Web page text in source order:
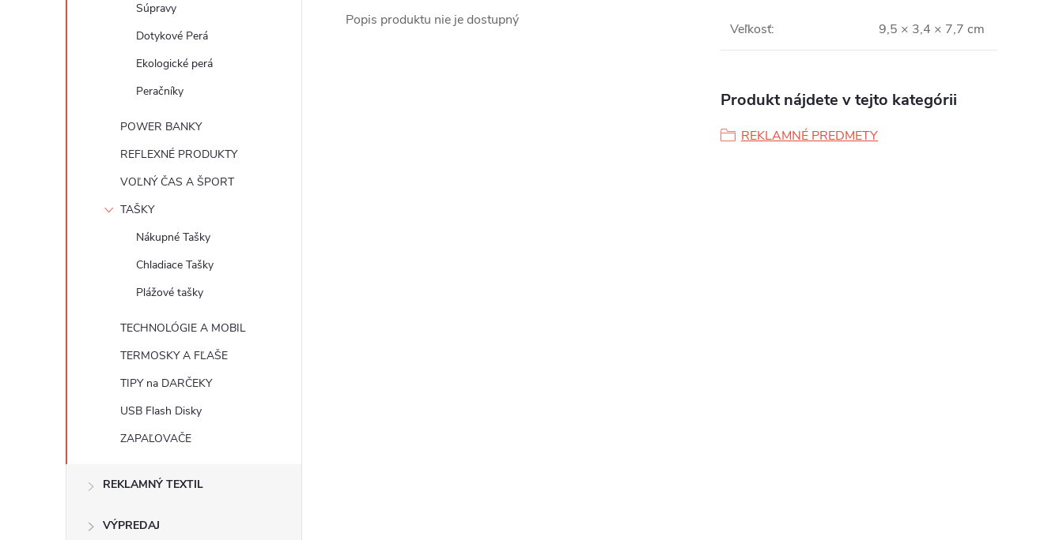
Súpravy
Dotykové Perá
Ekologické perá
Peračníky
POWER BANKY
REFLEXNÉ PRODUKTY
VOĽNÝ ČAS A ŠPORT
TAŠKY
Nákupné Tašky
Chladiace Tašky
Plážové tašky
TECHNOLÓGIE A MOBIL
TERMOSKY A FĽAŠE
TIPY na DARČEKY
USB Flash Disky
ZAPAĽOVAČE
REKLAMNÝ TEXTIL
VÝPREDAJ
Popis produktu nie je dostupný
Veľkosť: 9,5 × 3,4 × 7,7 cm
Produkt nájdete v tejto kategórii
REKLAMNÉ PREDMETY